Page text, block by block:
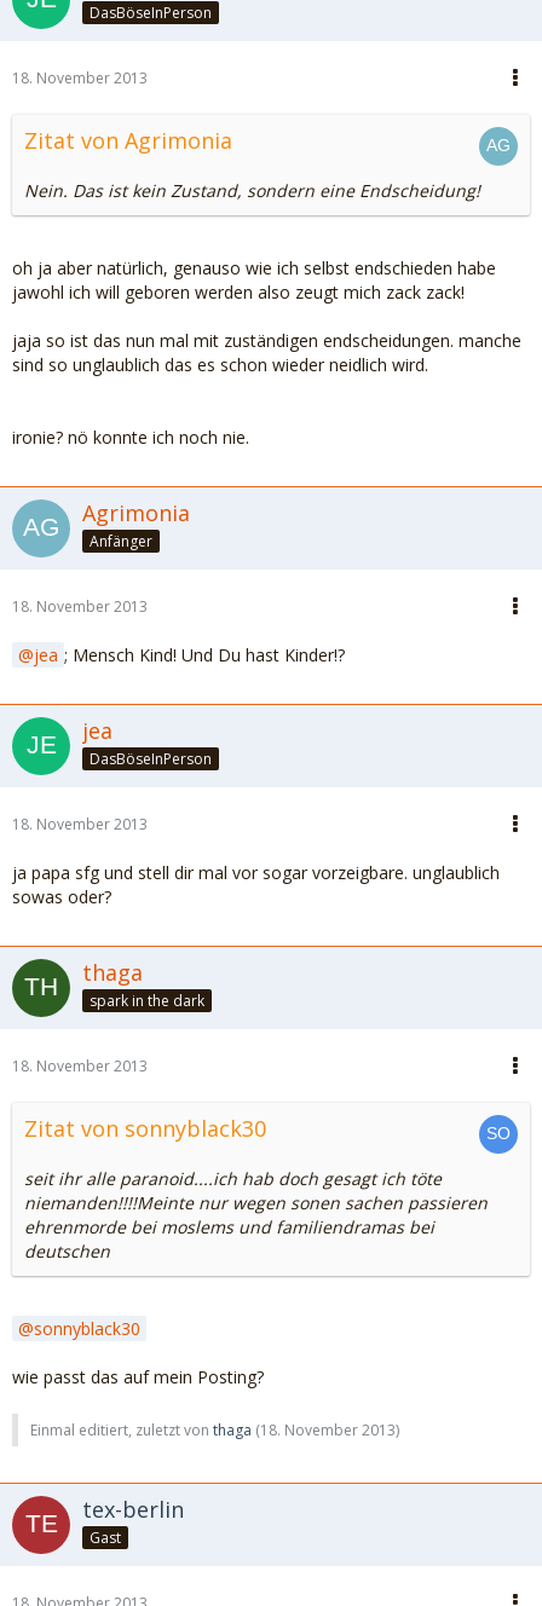
DasBöseInPerson
18. November 2013
Zitat von Agrimonia
Nein. Das ist kein Zustand, sondern eine Endscheidung!
oh ja aber natürlich, genauso wie ich selbst endschieden habe
jawohl ich will geboren werden also zeugt mich zack zack!
jaja so ist das nun mal mit zuständigen endscheidungen. manche
sind so unglaublich das es schon wieder neidlich wird.
ironie? nö konnte ich noch nie.
Agrimonia
Anfänger
18. November 2013
jea ; Mensch Kind! Und Du hast Kinder!?
jea
DasBöseInPerson
18. November 2013
ja papa sfg und stell dir mal vor sogar vorzeigbare. unglaublich
sowas oder?
thaga
spark in the dark
18. November 2013
Zitat von sonnyblack30
seit ihr alle paranoid....ich hab doch gesagt ich töte
niemanden!!!!Meinte nur wegen sonen sachen passieren
ehrenmorde bei moslems und familiendramas bei
deutschen
sonnyblack30
wie passt das auf mein Posting?
Einmal editiert, zuletzt von thaga (18. November 2013)
tex-berlin
Gast